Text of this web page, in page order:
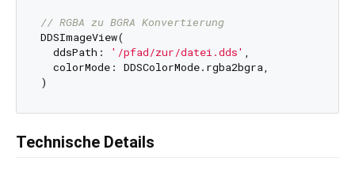
// RGBA zu BGRA Konvertierung
DDSImageView(
  ddsPath:
'/pfad/zur/datei.dds'
  colorMode: DDSColorMode.rgba2bgra,
Technische Details